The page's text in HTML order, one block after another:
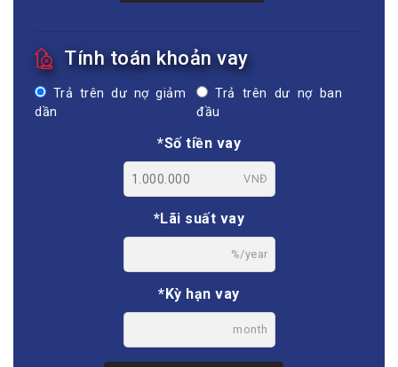
Tính toán khoản vay
Trả trên dư nợ giảm
dần
Trả trên dư nợ ban
đầu
*Số tiền vay
VNĐ
*Lãi suất vay
%/year
*Kỳ hạn vay
month